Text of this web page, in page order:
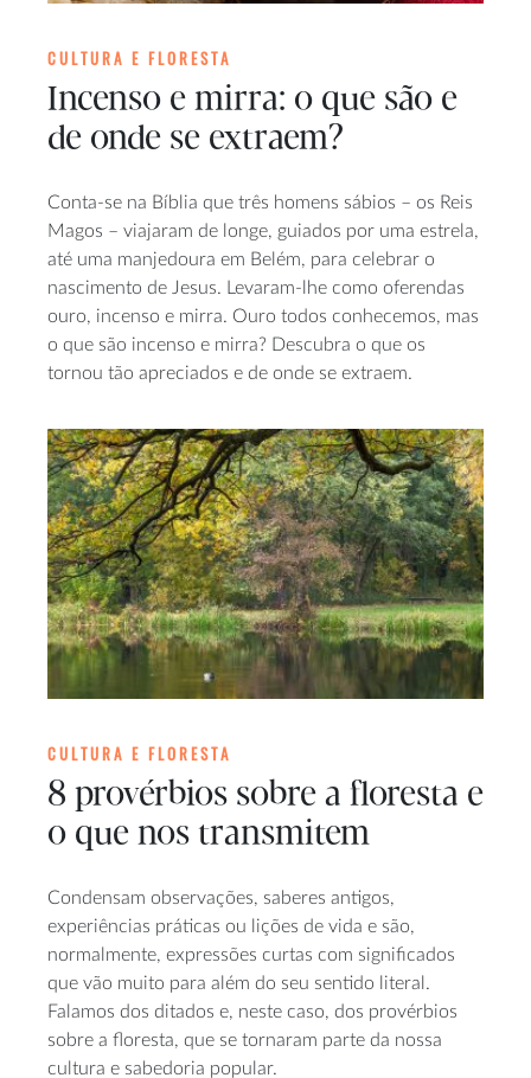
CULTURA E FLORESTA
Incenso e mirra: o que são e
de onde se extraem?
Conta-se na Bíblia que três homens sábios – os Reis
Magos – viajaram de longe, guiados por uma estrela,
até uma manjedoura em Belém, para celebrar o
nascimento de Jesus. Levaram-lhe como oferendas
ouro, incenso e mirra. Ouro todos conhecemos, mas
o que são incenso e mirra? Descubra o que os
tornou tão apreciados e de onde se extraem.
CULTURA E FLORESTA
8 provérbios sobre a floresta e
o que nos transmitem
Condensam observações, saberes antigos,
experiências práticas ou lições de vida e são,
normalmente, expressões curtas com significados
que vão muito para além do seu sentido literal.
Falamos dos ditados e, neste caso, dos provérbios
sobre a floresta, que se tornaram parte da nossa
cultura e sabedoria popular.